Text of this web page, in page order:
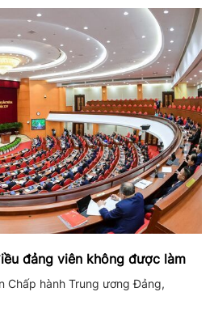
đảng viên không được làm
Chấp hành Trung ương Đảng,